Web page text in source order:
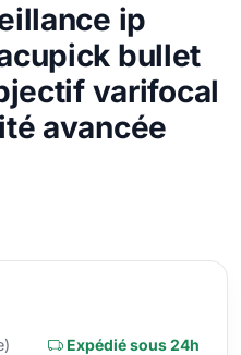
ip
bullet
varifocal
avancée
Expédié sous 24h